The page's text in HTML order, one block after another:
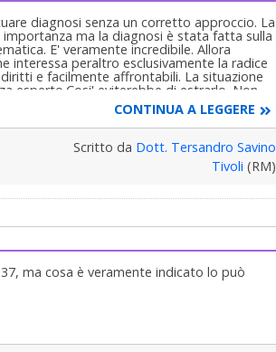
diagnosi senza un corretto approccio. La
importanza ma la diagnosi è stata fatta sulla
E' veramente incredibile. Allora
interessa peraltro esclusivamente la radice
e facilmente affrontabili. La situazione
esperto.Cosi' eviterebbe di estrarlo .Non
non credo sia possibile in alcun modo. Lo
che fanno tanta pubblicità in TV e mezzi
il dott.PETTI che è un ottimo dentista
Cordialmente
CONTINUA A LEGGERE
Scritto da Dott. Tersandro Savino
Tivoli (RM)
ma cosa è veramente indicato lo può